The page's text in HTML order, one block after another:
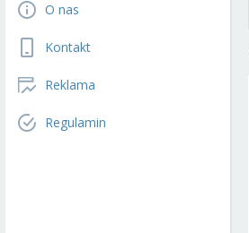
O nas
Kontakt
Reklama
Regulamin